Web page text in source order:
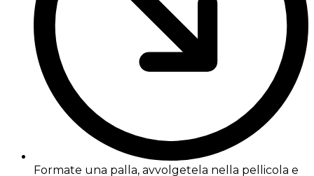
Formate una palla, avvolgetela nella pellicola e